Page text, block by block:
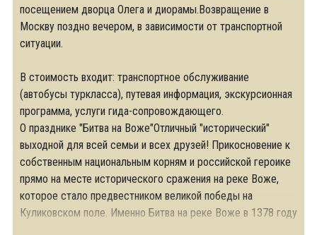
посещением дворца Олега и диорамы.Возвращение в
Москву поздно вечером, в зависимости от транспортной
ситуации.
В стоимость входит: транспортное обслуживание
(автобусы туркласса), путевая информация, экскурсионная
программа, услуги гида-сопровождающего.
О празднике "Битва на Воже"Отличный "исторический"
выходной для всей семьи и всех друзей! Прикосновение к
собственным национальным корням и российской героике
прямо на месте исторического сражения на реке Воже,
которое стало предвестником великой победы на
Куликовском поле. Именно Битва на реке Воже в 1378 году